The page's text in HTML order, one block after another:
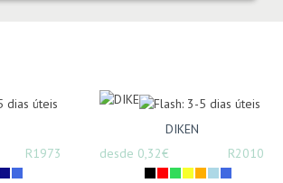
R1973
DIKEN
desde 0,32€
R2010